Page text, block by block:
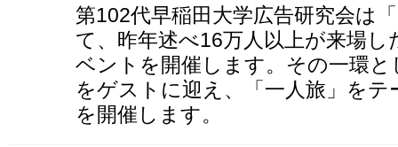
第102代早稲田大学広告研究会は
て、昨年述べ16万人以上が来場
ベントを開催します。その一環
をゲストに迎え、「一人旅」を
を開催します。